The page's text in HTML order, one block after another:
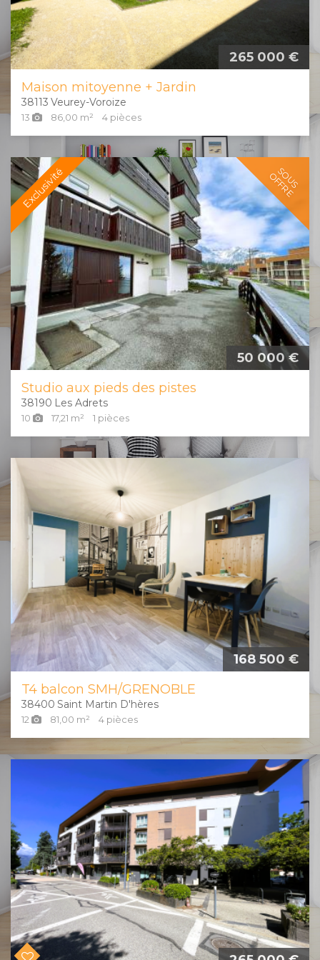
265 000 €
Maison mitoyenne + Jardin
Veurey-Voroize
38113
13 86,00 m² 4 pièces
Exclusivité SOUS
OFFRE
50 000 €
Studio aux pieds des pistes
Les Adrets
38190
10 17,21 m² 1 pièces
168 500 €
T4 balcon SMH/GRENOBLE
Saint Martin D'hères
38400
12 81,00 m² 4 pièces